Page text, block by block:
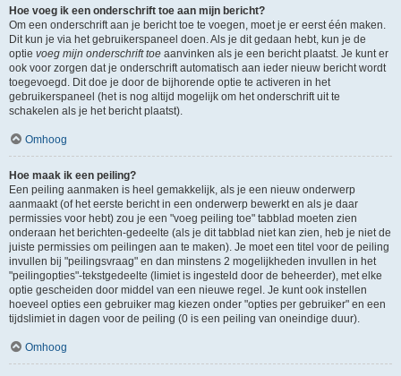
Hoe voeg ik een onderschrift toe aan mijn bericht?
Om een onderschrift aan je bericht toe te voegen, moet je er eerst één maken.
Dit kun je via het gebruikerspaneel doen. Als je dit gedaan hebt, kun je de
optie voeg mijn onderschrift toe aanvinken als je een bericht plaatst. Je kunt er
ook voor zorgen dat je onderschrift automatisch aan ieder nieuw bericht wordt
toegevoegd. Dit doe je door de bijhorende optie te activeren in het
gebruikerspaneel (het is nog altijd mogelijk om het onderschrift uit te
schakelen als je het bericht plaatst).
Omhoog
Hoe maak ik een peiling?
Een peiling aanmaken is heel gemakkelijk, als je een nieuw onderwerp
aanmaakt (of het eerste bericht in een onderwerp bewerkt en als je daar
permissies voor hebt) zou je een "voeg peiling toe" tabblad moeten zien
onderaan het berichten-gedeelte (als je dit tabblad niet kan zien, heb je niet de
juiste permissies om peilingen aan te maken). Je moet een titel voor de peiling
invullen bij "peilingsvraag" en dan minstens 2 mogelijkheden invullen in het
"peilingopties"-tekstgedeelte (limiet is ingesteld door de beheerder), met elke
optie gescheiden door middel van een nieuwe regel. Je kunt ook instellen
hoeveel opties een gebruiker mag kiezen onder "opties per gebruiker" en een
tijdslimiet in dagen voor de peiling (0 is een peiling van oneindige duur).
Omhoog